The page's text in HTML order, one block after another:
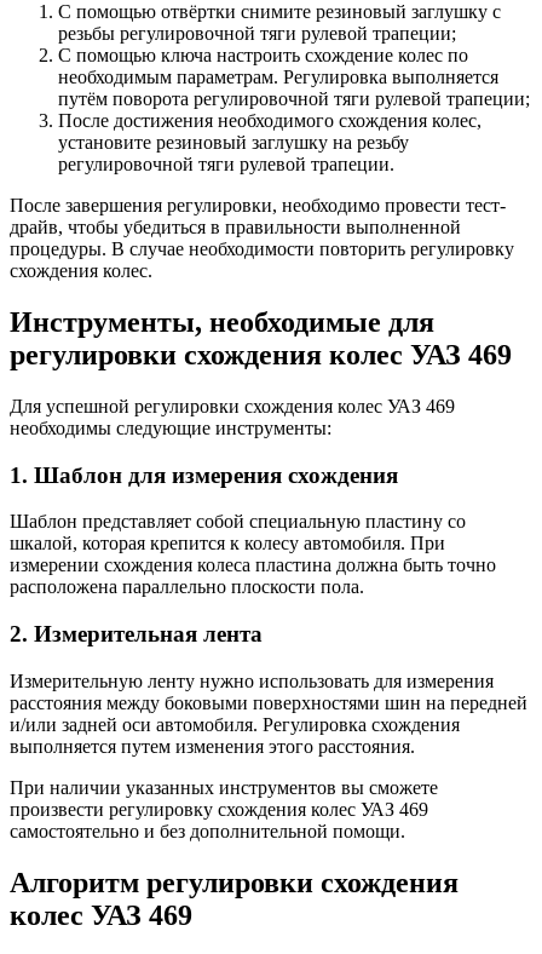
С помощью отвёртки снимите резиновый заглушку с
резьбы регулировочной тяги рулевой трапеции;
С помощью ключа настроить схождение колес по
необходимым параметрам. Регулировка выполняется
путём поворота регулировочной тяги рулевой трапеции;
После достижения необходимого схождения колес,
установите резиновый заглушку на резьбу
регулировочной тяги рулевой трапеции.
После завершения регулировки, необходимо провести тест-
драйв, чтобы убедиться в правильности выполненной
процедуры. В случае необходимости повторить регулировку
схождения колес.
Инструменты, необходимые для
регулировки схождения колес УАЗ 469
Для успешной регулировки схождения колес УАЗ 469
необходимы следующие инструменты:
1. Шаблон для измерения схождения
Шаблон представляет собой специальную пластину со
шкалой, которая крепится к колесу автомобиля. При
измерении схождения колеса пластина должна быть точно
расположена параллельно плоскости пола.
2. Измерительная лента
Измерительную ленту нужно использовать для измерения
расстояния между боковыми поверхностями шин на передней
и/или задней оси автомобиля. Регулировка схождения
выполняется путем изменения этого расстояния.
При наличии указанных инструментов вы сможете
произвести регулировку схождения колес УАЗ 469
самостоятельно и без дополнительной помощи.
Алгоритм регулировки схождения
колес УАЗ 469